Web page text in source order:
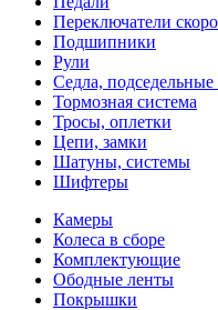
Переключатели
Подшипники
Рули
Седла, подседельные
Тормозная система
Тросы, оплетки
Цепи, замки
Шатуны, системы
Шифтеры
Камеры
Колеса в сборе
Комплектующие
Ободные ленты
Покрышки